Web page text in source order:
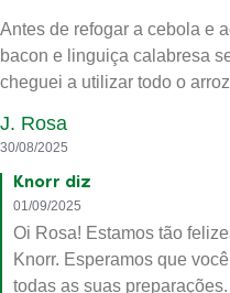
Antes de refogar a cebola e
bacon e linguiça calabresa
cheguei a utilizar todo o
J. Rosa
30/08/2025
Knorr diz
01/09/2025
Oi Rosa! Estamos tão
Knorr. Esperamos que
todas as suas